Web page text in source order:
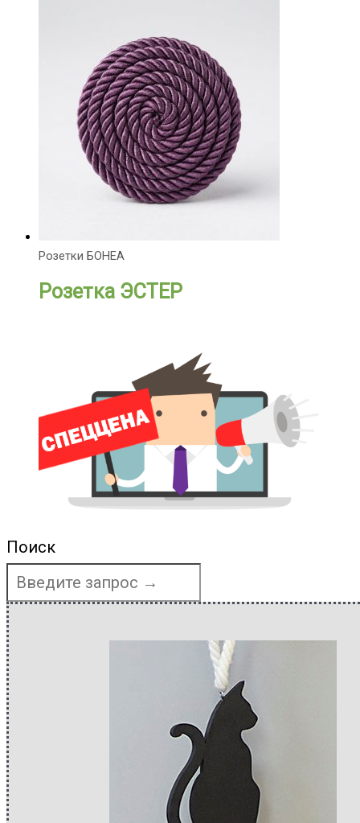
Розетки БОНЕА
Розетка ЭСТЕР
Поиск